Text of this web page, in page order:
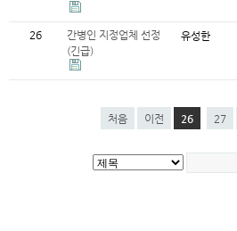
26
간병인 지정업체 선정
(긴급)
유성한
처음 이전 26 27